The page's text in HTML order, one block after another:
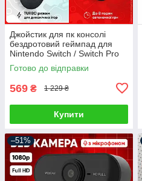
Джойстик для пк консолі
бездротовий геймпад для
Nintendo Switch / Switch Pro
Android Windows PC
контролер ігровий джойстік
Готово до відправки
569 ₴ 1 229 ₴
Купити
–51%